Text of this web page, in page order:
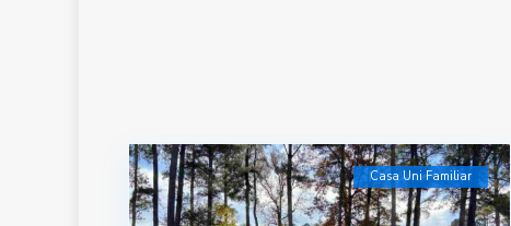
Casa Uni Familiar